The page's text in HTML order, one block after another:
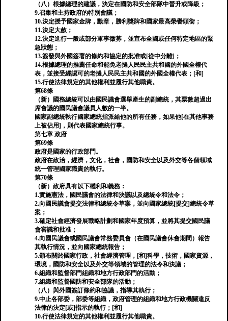
（八）根據總理的建議，決定在國防和安全部隊中晉升或降級；
9.召集和主持政府的特別會議；
10.決定授予國家金牌，勳章，勝利獎牌和國家最高榮譽頭銜；
11.決定大赦；
12.決定進行一般或部分軍事徵募，並宣布全國或任何特定地區的緊
急狀態；
13.簽發與外國簽署的條約和協定的批准或[從中分離]；
14.根據總理的推薦任命和罷免老撾人民民主共和國的外國全權代
表，並接受經認可的老撾人民民主共和國的外國全權代表；[和]
15.行使法律規定的其他權利並履行其他職責。
第68條
（新）國務總統可以由國民議會選舉產生的副總統，其票數超過出
席會議的國民議會議員人數的一半。
國家副總統執行國家總統指派給他的所有任務，如果他[在其他事務
上被佔用]，則代表國家總統行事。
第七章 政府
第69條
政府是國家的行政部門。
政府在政治，經濟，文化，社會，國防和安全以及外交等各個領域
統一管理國家職責的執行。
第70條
（新）政府具有以下權利和義務：
1.實施憲法，國民議會的法律和決議以及總統令和法令；
2.向國民議會提交法律和總統令草案，並向國家總統[提交]總統令草
案；
3.確定社會經濟發展戰略計劃和國家年度預算，並將其提交國民議
會審議和批准；
4.向國民議會或國民議會常務委員會（在國民議會休會期間）報告
其執行情況，並向國家總統報告；
5.頒布關於國家行政，社會經濟管理，[和]科學，技術，國家資源，
環境，國防和安全以及外交等領域的管理的法令和決議；
6.組織和監督部門組織和地方行政部門的活動；
7.組織和監督國防和安全部隊的活動；
（八）與外國簽訂條約和協議，指導其執行；
9.中止各部委，部委等組織，政府管理的組織和地方行政機關違反
法律的決定[或]指示的執行；[和]
10.行使法律規定的其他權利並履行其他職責。